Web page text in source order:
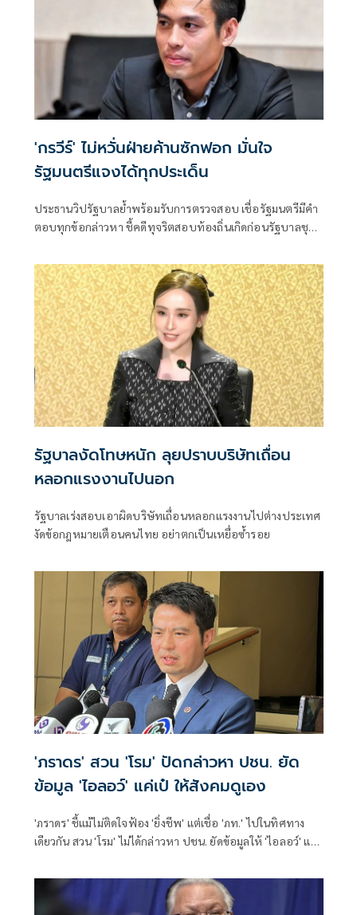
'กรวีร์' ไม่หวั่นฝ่ายค้านซักฟอก มั่นใจ
รัฐมนตรีแจงได้ทุกประเด็น
ประธานวิปรัฐบาลย้ำพร้อมรับการตรวจสอบ เชื่อรัฐมนตรีมีคำ
ตอบทุกข้อกล่าวหา ชี้คดีทุจริตสอบท้องถิ่นเกิดก่อนรัฐบาลชุด
รัฐมนตรีและรัฐมนตรีพรรคภูมิใจไทย
รัฐบาลงัดโทษหนัก ลุยปราบบริษัทเถื่อน
หลอกแรงงานไปนอก
รัฐบาลเร่งสอบเอาผิดบริษัทเถื่อนหลอกแรงงานไปต่างประเทศ
งัดข้อกฎหมายเตือนคนไทย อย่าตกเป็นเหยื่อซ้ำรอย
'ภราดร' สวน 'โรม' ปัดกล่าวหา ปชน. ยัด
ข้อมูล 'ไอลอว์' แค่เป๋ ให้สังคมดูเอง
'ภราดร' ชี้แม้ไม่ติดใจฟ้อง 'ยิ่งชีพ' แต่เชื่อ 'ภท.' ไปในทิศทาง
เดียวกัน สวน 'โรม' ไม่ได้กล่าวหา ปชน. ยัดข้อมูลให้ 'ไอลอว์' แค่
สังคมดูเอง